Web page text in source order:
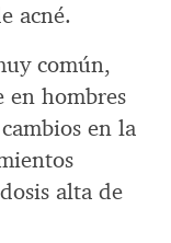
acné.
común,
en hombres
en la
alta de